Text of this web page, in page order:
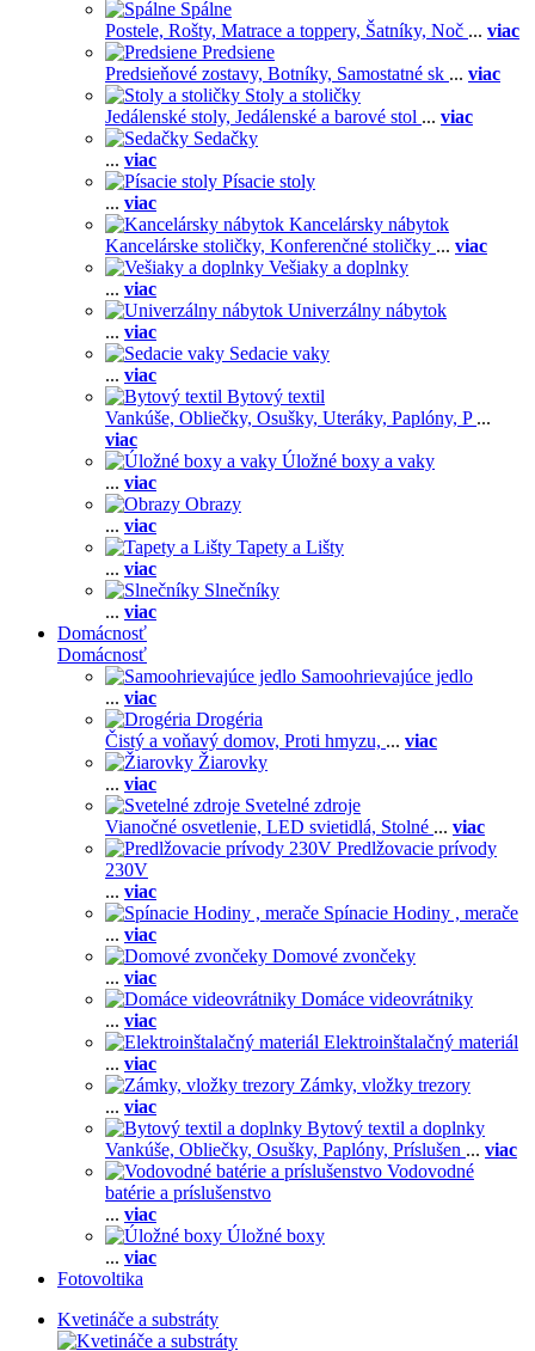
Spálne
Postele, Rošty, Matrace a toppery, Šatníky, Noč ... viac
Predsiene
Predsieňové zostavy, Botníky, Samostatné sk ... viac
Stoly a stoličky
Jedálenské stoly, Jedálenské a barové stol ... viac
Sedačky
... viac
Písacie stoly
... viac
Kancelársky nábytok
Kancelárske stoličky, Konferenčné stoličky ... viac
Vešiaky a doplnky
... viac
Univerzálny nábytok
... viac
Sedacie vaky
... viac
Bytový textil
Vankúše, Obliečky, Osušky, Uteráky, Paplóny, P ...
viac
Úložné boxy a vaky
... viac
Obrazy
... viac
Tapety a Lišty
... viac
Slnečníky
... viac
Domácnosť
Domácnosť
Samoohrievajúce jedlo
... viac
Drogéria
Čistý a voňavý domov, Proti hmyzu, ... viac
Žiarovky
... viac
Svetelné zdroje
Vianočné osvetlenie, LED svietidlá, Stolné ... viac
Predlžovacie prívody
230V
... viac
Spínacie Hodiny , merače
... viac
Domové zvončeky
... viac
Domáce videovrátniky
... viac
Elektroinštalačný materiál
... viac
Zámky, vložky trezory
... viac
Bytový textil a doplnky
Vankúše, Obliečky, Osušky, Paplóny, Príslušen ... viac
Vodovodné
batérie a príslušenstvo
... viac
Úložné boxy
... viac
Fotovoltika
Kvetináče a substráty